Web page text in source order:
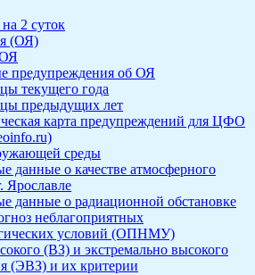
2 суток
(ОЯ)
предупреждения об ОЯ
текущего года
предыдущих лет
карта предупреждений для ЦФО
среды
данные о качестве атмосферного
Ярославле
данные о радиационной обстановке
неблагоприятных
условий (ОПНМУ)
(ВЗ) и экстремально высокого
(ЭВЗ) и их критерии